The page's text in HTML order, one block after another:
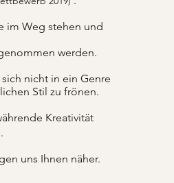
im Weg stehen und
werden.
nicht in ein Genre
Stil zu frönen.
Kreativität
uns Ihnen näher.